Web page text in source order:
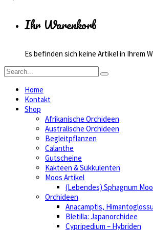
Ihr Warenkorb
Es befinden sich keine Artikel in Ihrem
Home
Kontakt
Shop
Afrikanische Orchideen
Australische Orchideen
Begleitpflanzen
Calanthe
Gutscheine
Kakteen & Sukkulenten
Moos Artikel
(Lebendes) Sphagnum
Orchideen
Anacamptis,
Bletilla: Japanorchidee
Cypripedium – Hybriden